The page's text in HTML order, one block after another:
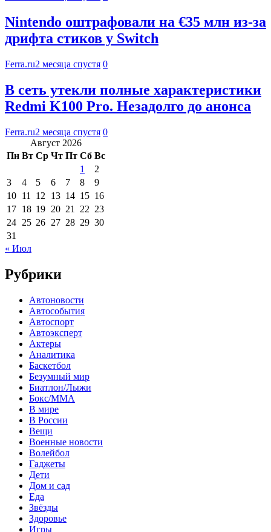
Nintendo оштрафовали на €35 млн из-за
дрифта стиков у Switch
Ferra.ru2 месяца спустя 0
В сеть утекли полные характеристики
Redmi K100 Pro. Незадолго до анонса
Ferra.ru2 месяца спустя 0
Август 2026
Пн Вт Ср Чт Пт Сб Вс
1
2
3
4 5 6 7 8
9
10 11 12 13 14 15 16
17 18 19 20 21 22 23
24 25 26 27 28 29 30
31
« Июл
Рубрики
Автоновости
Автособытия
Автоспорт
Автоэксперт
Актеры
Аналитика
Баскетбол
Безумный мир
Биатлон/Лыжи
Бокс/MMA
В мире
В России
Вещи
Военные новости
Волейбол
Гаджеты
Дети
Дом и сад
Еда
Звёзды
Здоровье
Игры